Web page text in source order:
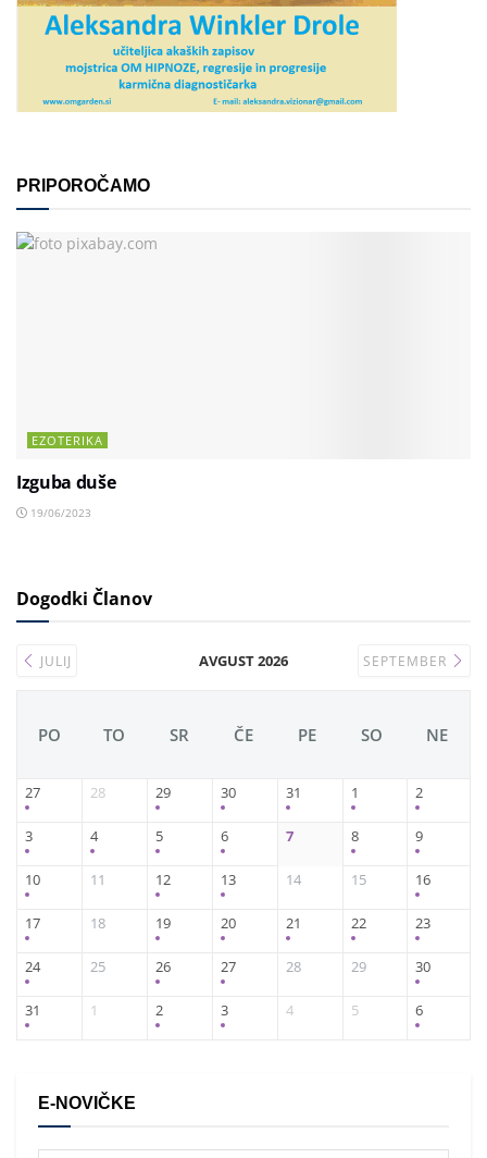
PRIPOROČAMO
EZOTERIKA
Izguba duše
19/06/2023
Dogodki Članov
JULIJ AVGUST 2026 SEPTEMBER
PO TO SR ČE PE SO NE
27 28 29 30 31 1 2
3 4 5 6 7 8 9
10 11 12 13 14 15 16
17 18 19 20 21 22 23
24 25 26 27 28 29 30
31 1 2 3 4 5 6
E-NOVIČKE